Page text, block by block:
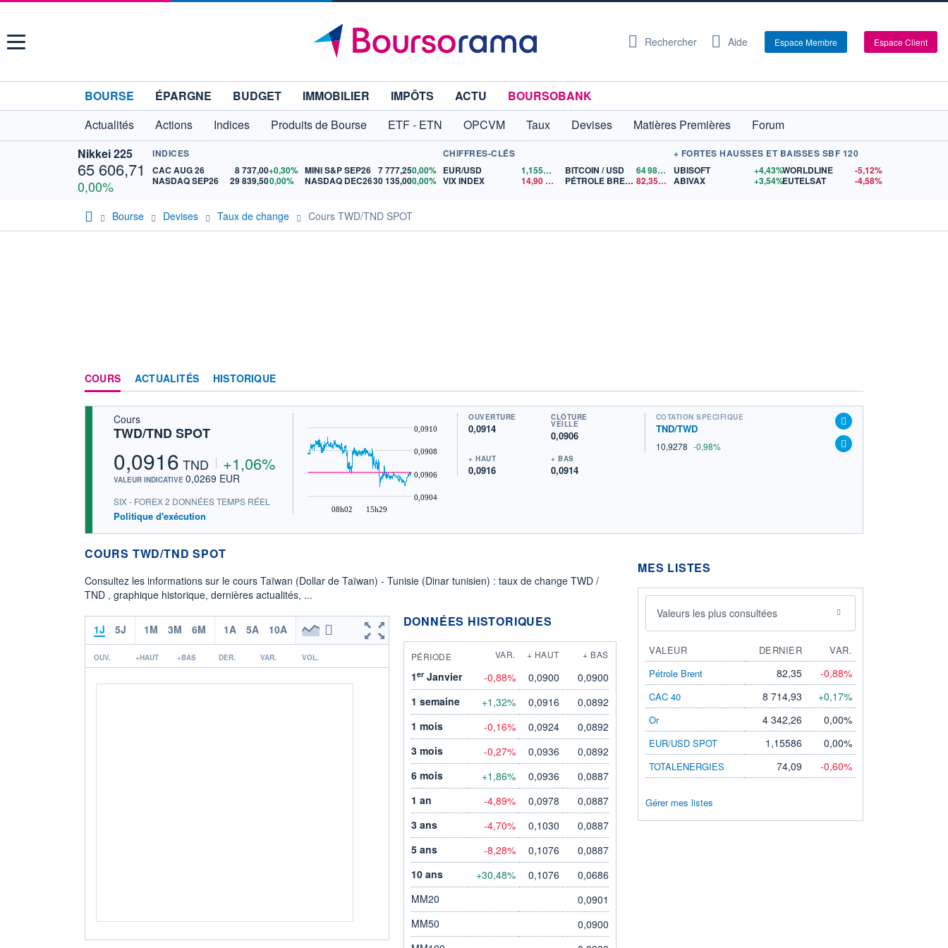
Menu Rechercher Aide Espace Membre Espace Client
BOURSE ÉPARGNE BUDGET IMMOBILIER IMPÔTS ACTU
BOURSOBANK
Actualités
Actions Indices Produits de Bourse ETF - ETN OPCVM Taux Devises Matières Premières
Forum
Nikkei 225
65 606,71
0,00%
INDICES
CAC AUG 26
8 737,00+0,30%
NASDAQ SEP26
29 839,500,00%
MINI S&P SEP26 7 777,250,00%
NASDAQ DEC2630 135,000,00%
CHIFFRES-CLÉS
EUR/USD
1,1559$US
VIX INDEX
14,90$US
BITCOIN / USD 64 981,99
$US
PÉTROLE BRENT
82,35
$US
+ FORTES HAUSSES ET BAISSES SBF 120
UBISOFT
+4,43%
ABIVAX
+3,54%
WORLDLINE
-5,12%
EUTELSAT
-4,58%
Bourse Devises Taux de change Cours TWD/TND SPOT
COURS ACTUALITÉS HISTORIQUE
Cours
TWD/TND SPOT
0,0916 TND +1,06%
VALEUR INDICATIVE 0,0269 EUR
SIX - FOREX 2 DONNÉES TEMPS RÉEL
Politique d'exécution
08h02 15h29
0,0904
0,0906
0,0908
0,0910
OUVERTURE
0,0914
CLÔTURE
VEILLE
0,0906
+ HAUT
0,0916
+ BAS
0,0914
COTATION SPÉCIFIQUE
TND/TWD
10,9278 -0,98%
COURS TWD/TND SPOT
Consultez les informations sur le cours Taïwan (Dollar de Taïwan) - Tunisie (Dinar tunisien) : taux de change TWD /
TND , graphique historique, dernières actualités, ...
1J 5J 1M 3M 6M 1A 5A 10A
OUV. +HAUT +BAS DER. VAR. VOL.
DONNÉES HISTORIQUES
PÉRIODE VAR. + HAUT + BAS
1erJanvier -0,88% 0,0900
0,0900
1 semaine
+1,32% 0,0916
0,0892
1 mois
-0,16% 0,0924
0,0892
3 mois
-0,27% 0,0936
0,0892
6 mois
+1,86% 0,0936
0,0887
1 an
-4,89% 0,0978
0,0887
3 ans
-4,70% 0,1030
0,0887
5 ans
-8,28% 0,1076
0,0887
10 ans
+30,48% 0,1076
0,0686
MM20
0,0901
MM50
0,0900
MES LISTES
Valeurs les plus consultées
VALEUR DERNIER
VAR.
Pétrole Brent
82,35 -0,88%
CAC 40 8 714,93 +0,17%
Or 4 342,26 0,00%
EUR/USD SPOT 1,15586 0,00%
TOTALENERGIES 74,09 -0,60%
Gérer mes listes